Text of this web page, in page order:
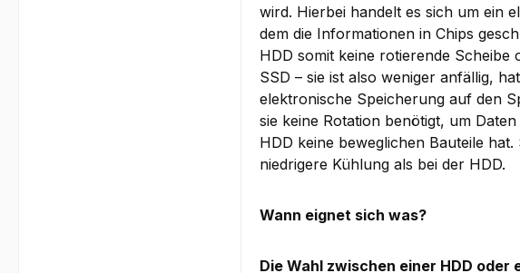
wird. Hierbei handelt es sich um ein
dem die Informationen in Chips
HDD somit keine rotierende Scheibe
SSD – sie ist also weniger anfällig,
elektronische Speicherung auf den
sie keine Rotation benötigt, um
HDD keine beweglichen Bauteile
niedrigere Kühlung als bei der HDD.
Wann eignet sich was?
Die Wahl zwischen einer HDD